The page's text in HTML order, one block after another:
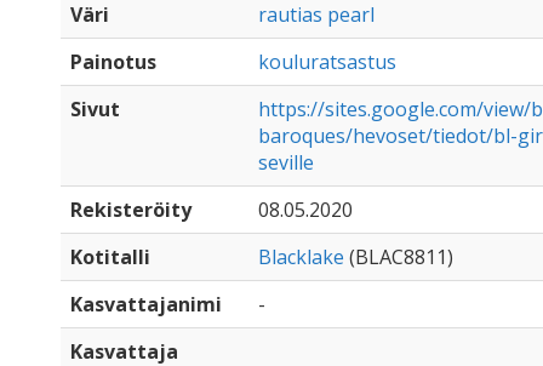
Väri
rautias pearl
Painotus
kouluratsastus
Sivut
https://sites.google.com/view/
baroques/hevoset/tiedot/bl-
seville
Rekisteröity
08.05.2020
Kotitalli
Blacklake (BLAC8811)
Kasvattajanimi
-
Kasvattaja